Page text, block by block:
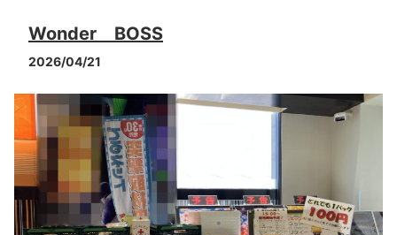
Wonder BOSS
2026/04/21